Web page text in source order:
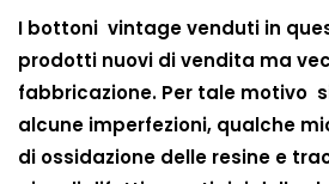
I bottoni vintage venduti in
prodotti nuovi di vendita ma
fabbricazione. Per tale motivo
alcune imperfezioni, qualche
di ossidazione delle resine e